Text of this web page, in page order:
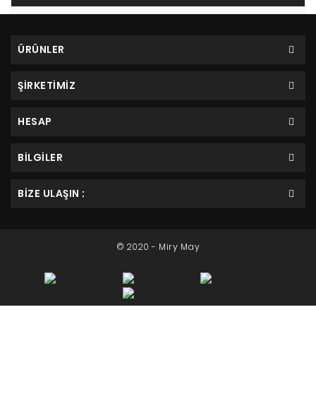
ÜRÜNLER
ŞİRKETİMİZ
HESAP
BILGILER
BIZE ULAŞIN :
© 2020 - Miry May